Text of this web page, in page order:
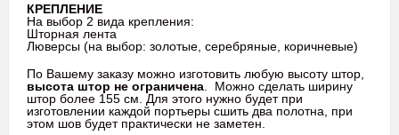
КРЕПЛЕНИЕ
На выбор 2 вида крепления:
Шторная лента
Люверсы (на выбор: золотые, серебряные, коричневые)
По Вашему заказу можно изготовить любую высоту штор,
высота штор не ограничена . Можно сделать ширину
штор более 155 см. Для этого нужно будет при
изготовлении каждой портьеры сшить два полотна, при
этом шов будет практически не заметен.